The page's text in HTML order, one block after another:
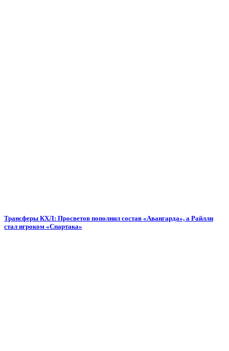
Трансферы КХЛ: Просветов пополнил состав «Авангарда», а Райлли
стал игроком «Спартака»